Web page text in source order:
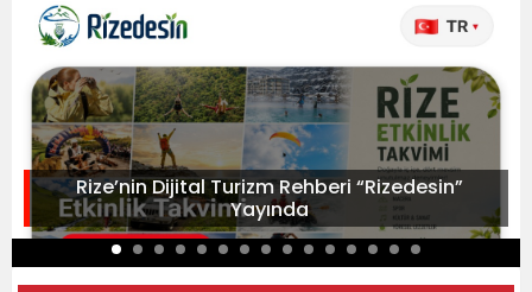
Rize’nin Dijital Turizm Rehberi “Rizedesin”
Yayında